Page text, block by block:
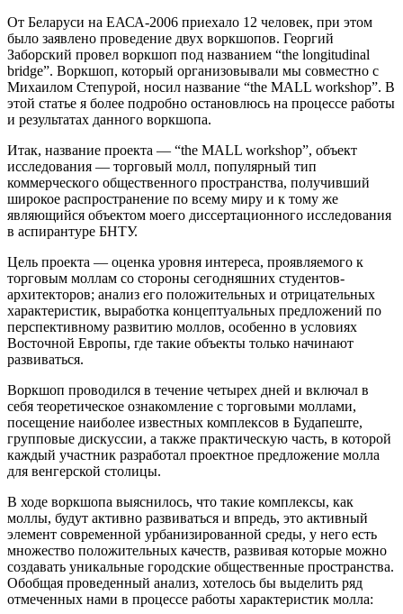
От Беларуси на ЕАСА-2006 приехало 12 человек, при этом
было заявлено проведение двух воркшопов. Георгий
Заборский провел воркшоп под названием “the longitudinal
bridge”. Воркшоп, который организовывали мы совместно с
Михаилом Степурой, носил название “the MALL workshop”. В
этой статье я более подробно остановлюсь на процессе работы
и результатах данного воркшопа.
Итак, название проекта — “the MALL workshop”, объект
исследования — торговый молл, популярный тип
коммерческого общественного пространства, получивший
широкое распространение по всему миру и к тому же
являющийся объектом моего диссертационного исследования
в аспирантуре БНТУ.
Цель проекта — оценка уровня интереса, проявляемого к
торговым моллам со стороны сегодняшних студентов-
архитекторов; анализ его положительных и отрицательных
характеристик, выработка концептуальных предложений по
перспективному развитию моллов, особенно в условиях
Восточной Европы, где такие объекты только начинают
развиваться.
Воркшоп проводился в течение четырех дней и включал в
себя теоретическое ознакомление с торговыми моллами,
посещение наиболее известных комплексов в Будапеште,
групповые дискуссии, а также практическую часть, в которой
каждый участник разработал проектное предложение молла
для венгерской столицы.
В ходе воркшопа выяснилось, что такие комплексы, как
моллы, будут активно развиваться и впредь, это активный
элемент современной урбанизированной среды, у него есть
множество положительных качеств, развивая которые можно
создавать уникальные городские общественные пространства.
Обобщая проведенный анализ, хотелось бы выделить ряд
отмеченных нами в процессе работы характеристик молла: